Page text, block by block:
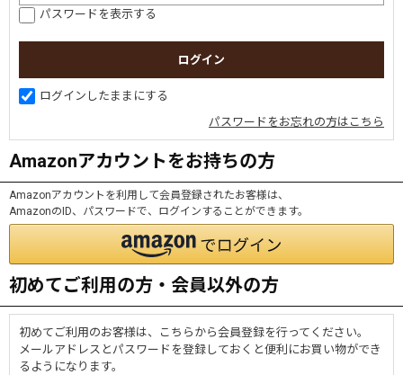
パスワードを表示する
ログインしたままにする
パスワードをお忘れの方はこちら
Amazonアカウントをお持ちの方
Amazonアカウントを利用して会員登録されたお客様は、
AmazonのID、パスワードで、ログインすることができます。
初めてご利用の方・会員以外の方
初めてご利用のお客様は、こちらから会員登録を行ってください。
メールアドレスとパスワードを登録しておくと便利にお買い物ができ
るようになります。